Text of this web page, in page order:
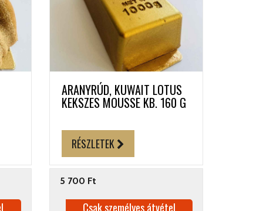
ARANYRÚD, KUWAIT LOTUS
KEKSZES MOUSSE KB. 160 G
RÉSZLETEK
5 700 Ft
Csak személyes átvétel